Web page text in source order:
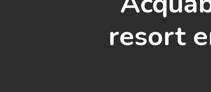
resort